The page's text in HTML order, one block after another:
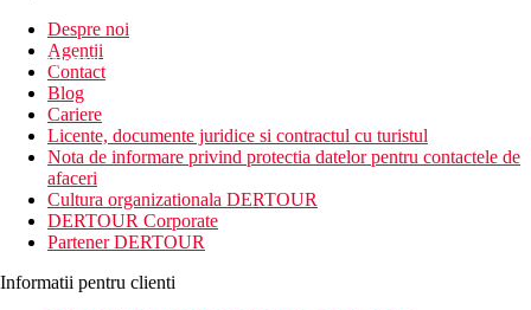
newsletter!
Despre noi
Agentii
Contact
Blog
Cariere
Licente, documente juridice si contractul cu turistul
Nota de informare privind protectia datelor pentru contactele de
afaceri
Cultura organizationala DERTOUR
DERTOUR Corporate
Partener DERTOUR
Informatii pentru clienti